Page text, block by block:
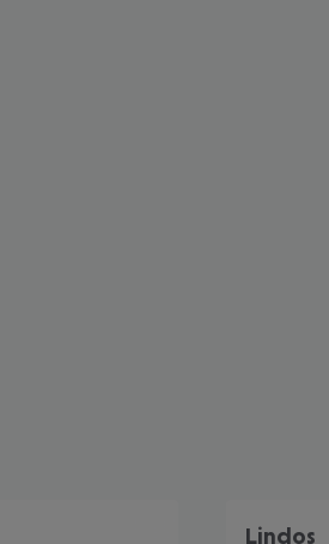
Lindos